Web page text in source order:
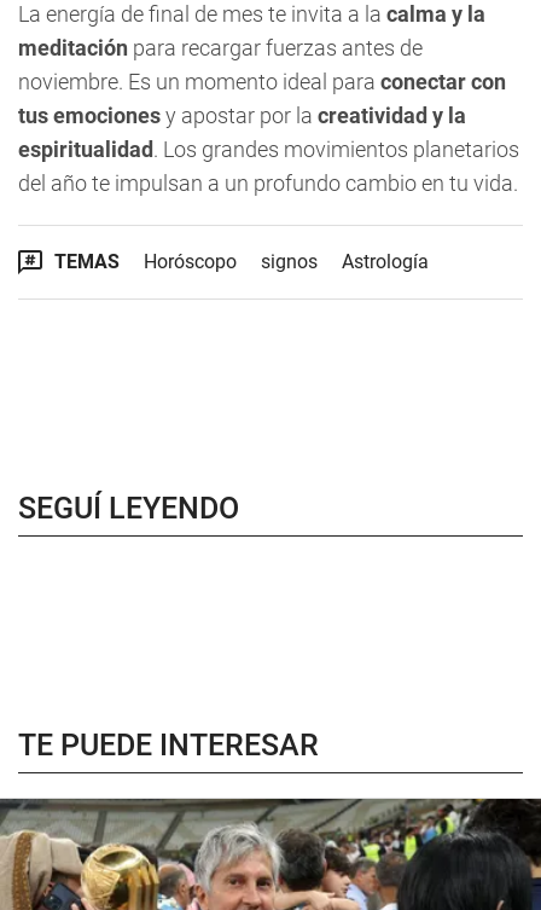
La energía de final de mes te invita a la calma y la
meditación para recargar fuerzas antes de
noviembre. Es un momento ideal para conectar con
tus emocionesy apostar por la creatividad y la
espiritualidad. Los grandes movimientos planetarios
del año te impulsan a un profundo cambio en tu vida.
TEMAS Horóscopo signos Astrología
SEGUÍ LEYENDO
TE PUEDE INTERESAR